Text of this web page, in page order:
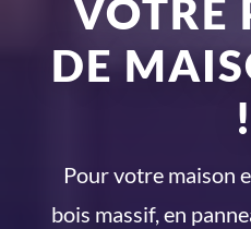
VOTRE
DE
!
Pour votre maison
bois massif, en